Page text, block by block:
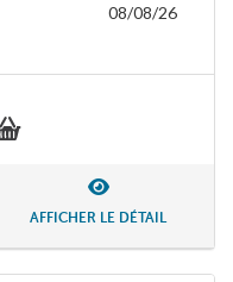
08/08/26
AFFICHER LE DÉTAIL